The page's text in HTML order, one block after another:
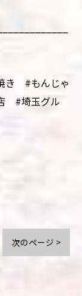
き #もんじゃ
#埼玉グル
次のページ >